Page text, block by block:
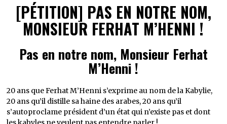
[PÉTITION] PAS EN NOTRE NOM,
MONSIEUR FERHAT M’HENNI !
Pas en notre nom, Monsieur Ferhat
M’Henni !
20 ans que Ferhat M’Henni s’exprime au nom de la Kabylie,
20 ans qu’il distille sa haine des arabes, 20 ans qu’il
s’autoproclame président d’un état qui n’existe pas et dont